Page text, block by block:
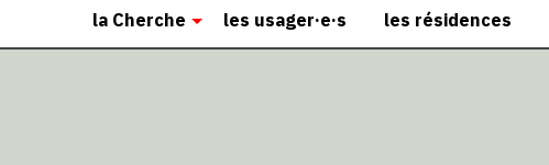
la Cherche les usager·e·s les résidences